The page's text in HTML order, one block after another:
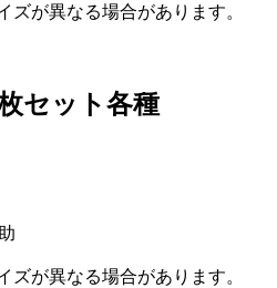
ズが異なる場合があります。
セット各種
ズが異なる場合があります。